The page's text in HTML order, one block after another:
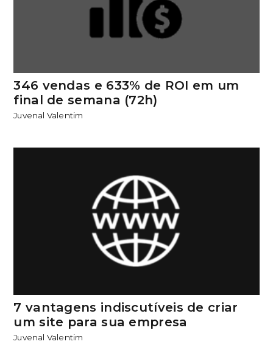
346 vendas e 633% de ROI em um
final de semana (72h)
Juvenal Valentim
7 vantagens indiscutíveis de criar
um site para sua empresa
Juvenal Valentim